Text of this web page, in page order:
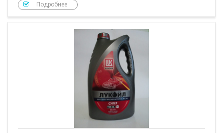
Подробнее